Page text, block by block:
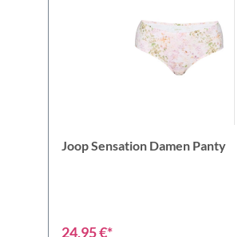
Joop Sensation Damen Panty
24,95 €*